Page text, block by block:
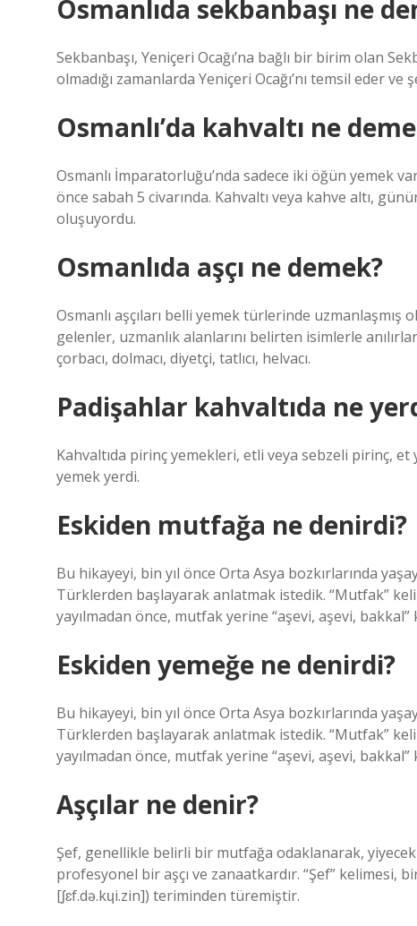
Osmanlıda sekbanbaşı ne
Sekbanbaşı, Yeniçeri Ocağı’na bağlı bir birim olan
olmadığı zamanlarda Yeniçeri Ocağı’nı temsil eder
Osmanlı’da kahvaltı ne
Osmanlı İmparatorluğu’nda sadece iki öğün yemek
önce sabah 5 civarında. Kahvaltı veya kahve altı,
oluşuyordu.
Osmanlıda aşçı ne demek?
Osmanlı aşçıları belli yemek türlerinde
gelenler, uzmanlık alanlarını belirten isimlerle
çorbacı, dolmacı, diyetçi, tatlıcı, helvacı.
Padişahlar kahvaltıda ne
Kahvaltıda pirinç yemekleri, etli veya sebzeli pirinç,
yemek yerdi.
Eskiden mutfağa ne denirdi?
Bu hikayeyi, bin yıl önce Orta Asya bozkırlarında
Türklerden başlayarak anlatmak istedik. “Mutfak”
yayılmadan önce, mutfak yerine “aşevi, aşevi,
Eskiden yemeğe ne denirdi?
Bu hikayeyi, bin yıl önce Orta Asya bozkırlarında
Türklerden başlayarak anlatmak istedik. “Mutfak”
yayılmadan önce, mutfak yerine “aşevi, aşevi,
Aşçılar ne denir?
Şef, genellikle belirli bir mutfağa odaklanarak,
profesyonel bir aşçı ve zanaatkardır. “Şef” kelimesi,
[ʃɛf.də.kɥi.zin]) teriminden türemiştir.